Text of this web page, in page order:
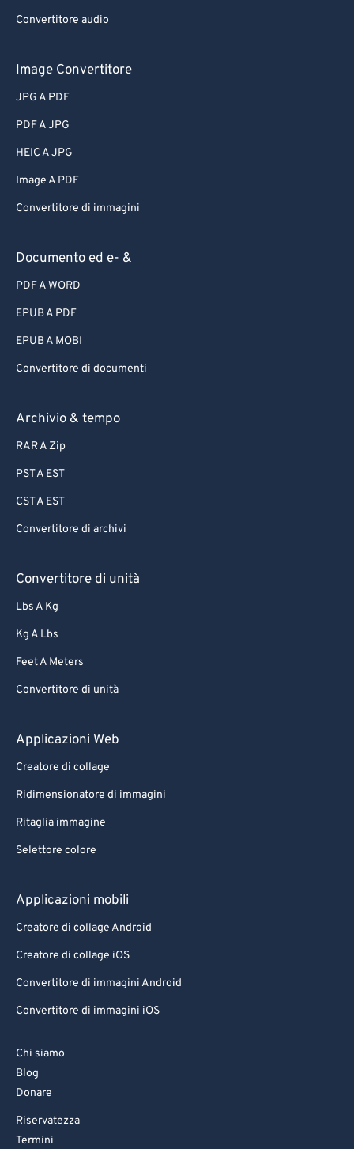
Convertitore audio
Image Convertitore
JPG A PDF
PDF A JPG
HEIC A JPG
Image A PDF
Convertitore di immagini
Documento ed e- &
PDF A WORD
EPUB A PDF
EPUB A MOBI
Convertitore di documenti
Archivio & tempo
RAR A Zip
PST A EST
CST A EST
Convertitore di archivi
Convertitore di unità
Lbs A Kg
Kg A Lbs
Feet A Meters
Convertitore di unità
Applicazioni Web
Creatore di collage
Ridimensionatore di immagini
Ritaglia immagine
Selettore colore
Applicazioni mobili
Creatore di collage Android
Creatore di collage iOS
Convertitore di immagini Android
Convertitore di immagini iOS
Chi siamo
Blog
Donare
Riservatezza
Termini